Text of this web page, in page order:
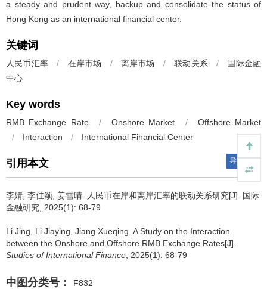
a steady and prudent way, backup and consolidate the status of
Hong Kong as an international financial center.
关键词
人民币汇率 / 在岸市场 / 离岸市场 / 联动关系 /
国际金融
中心
Key words
RMB Exchange Rate / Onshore Market /
Offshore Market
/
Interaction / International Financial Center
引用本文 导出引用
李婧, 李佳颖, 姜雪晴.
人民币在岸和离岸汇率的联动关系研究[J]. 国际
金融研究, 2025(1): 68-79
Li Jing, Li Jiaying, Jiang Xueqing. A Study on the Interaction
between the Onshore and Offshore RMB Exchange Rates[J].
Studies of International Finance , 2025(1): 68-79
中图分类号： F832